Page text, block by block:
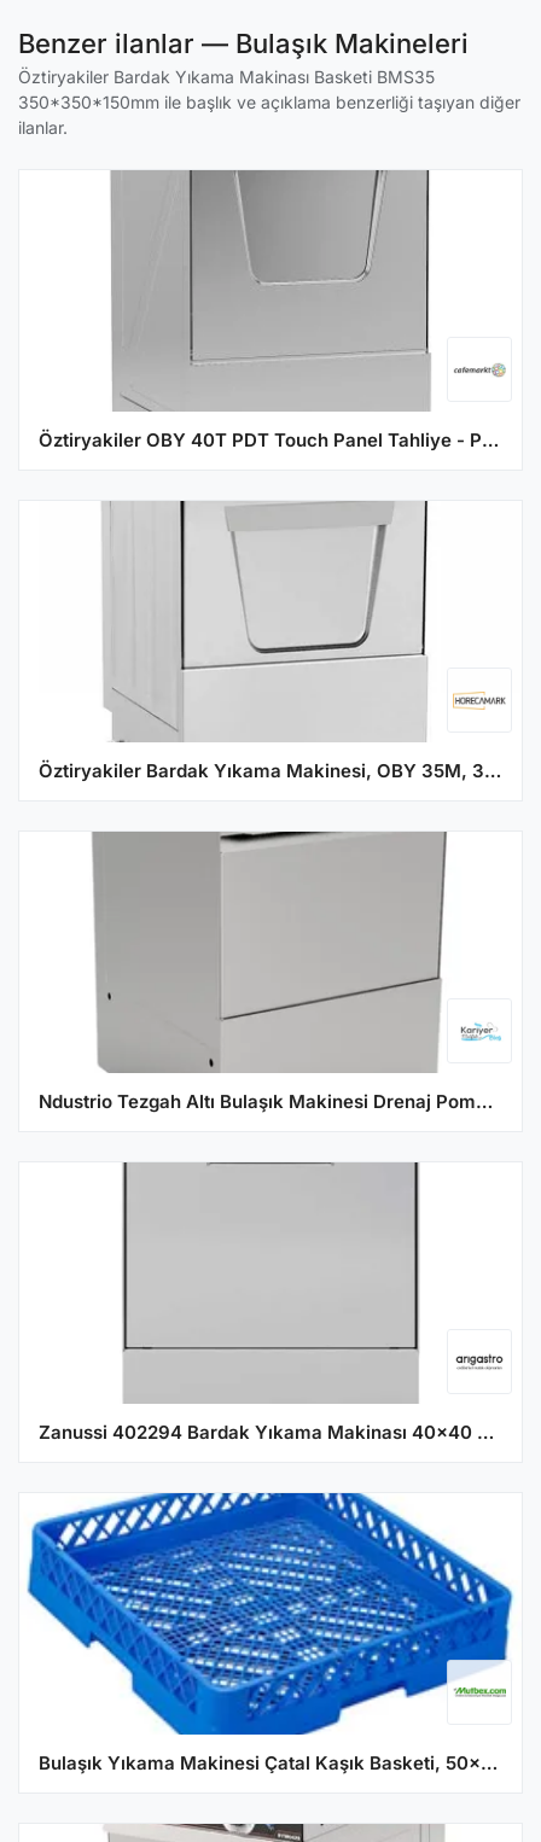
Benzer ilanlar — Bulaşık Makineleri
Öztiryakiler Bardak Yıkama Makinası Basketi BMS35
350*350*150mm ile başlık ve açıklama benzerliği taşıyan diğer
ilanlar.
Öztiryakiler OBY 40T PDT Touch Panel Tahliye - Parlatıcı - Deterjan Pompalı Bardak Yıkama Makinesi, 40x40 cm Sepetli
Öztiryakiler Bardak Yıkama Makinesi, OBY 35M, 35x35 Cm Sepetli
Ndustrio Tezgah Altı Bulaşık Makinesi Drenaj Pompalı 500 Tabak/Saat WZ-50-D
Zanussi 402294 Bardak Yıkama Makinası 40x40 Cm Sepetli Tahliye Pompalı Ve Parlatıcı Dispenserli
Bulaşık Yıkama Makinesi Çatal Kaşık Basketi, 50x50 cm